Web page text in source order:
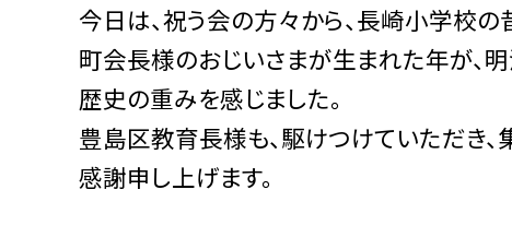
今日は、祝う会の方々から、長崎小学校
町会長様のおじいさまが生まれた年が、明
歴史の重みを感じました。
豊島区教育長様も、駆けつけていただき、
感謝申し上げます。